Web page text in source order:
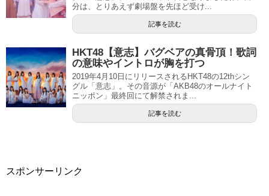
分は、とりあえず劇場盤を先ほど受け...
記事を読む
HKT48【意志】バグベアの真骨頂！歌詞
の意味やイントロが胸を打つ
2019年4月10日にリリースされるHKT48の12thシン
グル「意志」。その音源が「AKB48のオールナイト
ニッポン」最終回にて解禁されま...
記事を読む
スポンサーリンク